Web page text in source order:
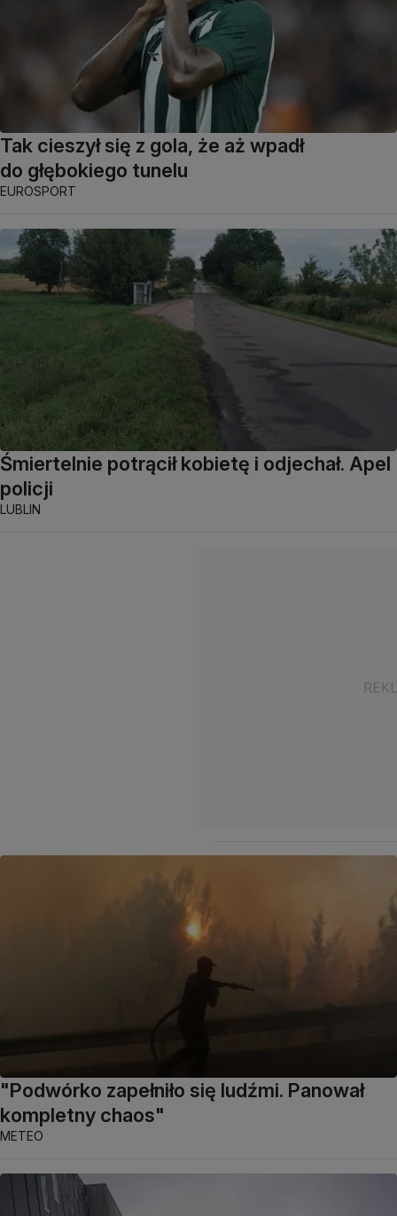
Tak cieszył się z gola, że aż wpadł
do głębokiego tunelu
EUROSPORT
Śmiertelnie potrącił kobietę i odjechał. Apel
policji
LUBLIN
"Podwórko zapełniło się ludźmi. Panował
kompletny chaos"
METEO